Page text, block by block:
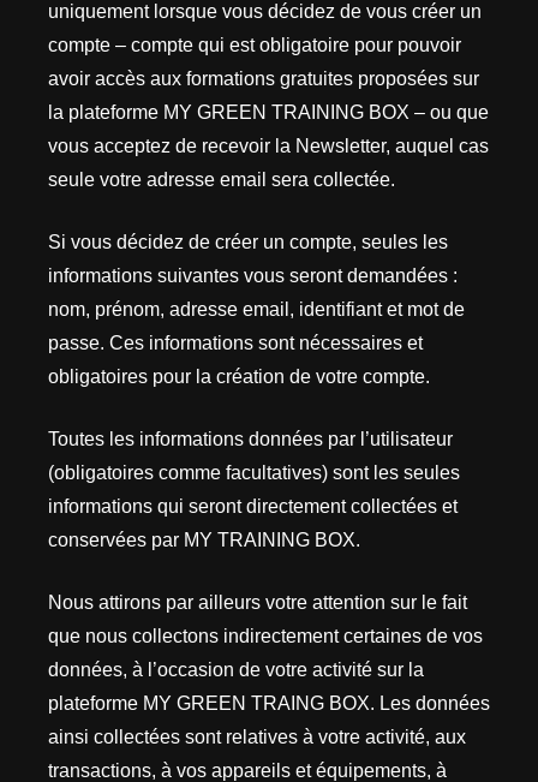
uniquement lorsque vous décidez de vous créer un
compte – compte qui est obligatoire pour pouvoir
avoir accès aux formations gratuites proposées sur
la plateforme MY GREEN TRAINING BOX – ou que
vous acceptez de recevoir la Newsletter, auquel cas
seule votre adresse email sera collectée.
Si vous décidez de créer un compte, seules les
informations suivantes vous seront demandées :
nom, prénom, adresse email, identifiant et mot de
passe. Ces informations sont nécessaires et
obligatoires pour la création de votre compte.
Toutes les informations données par l’utilisateur
(obligatoires comme facultatives) sont les seules
informations qui seront directement collectées et
conservées par MY TRAINING BOX.
Nous attirons par ailleurs votre attention sur le fait
que nous collectons indirectement certaines de vos
données, à l’occasion de votre activité sur la
plateforme MY GREEN TRAING BOX. Les données
ainsi collectées sont relatives à votre activité, aux
transactions, à vos appareils et équipements, à